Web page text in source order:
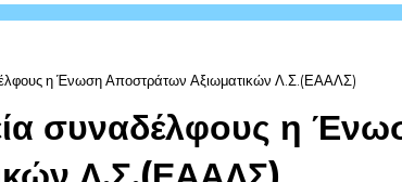
η Ένωση Αποστράτων Αξιωματικών Λ.Σ.(ΕΑΑΛΣ)
συναδέλφους η